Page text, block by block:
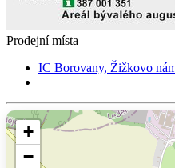
Prodejní místa
IC Borovany, Žižkovo
+
−